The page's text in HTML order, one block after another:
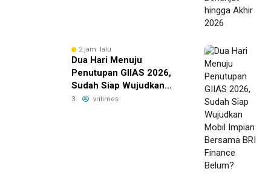
2 jam lalu
Dua Hari Menuju
Penutupan GIIAS 2026,
Sudah Siap Wujudkan
Mobil Impian Bersama BRI
3 vritimes